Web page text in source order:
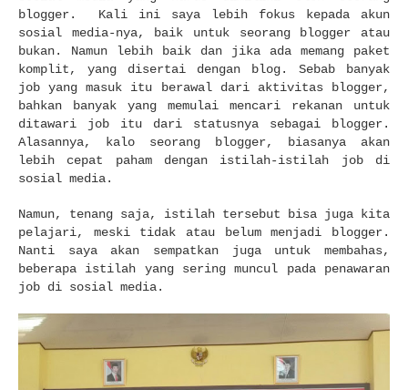
blogger. Kali ini saya lebih fokus kepada akun
sosial media-nya, baik untuk seorang blogger atau
bukan. Namun lebih baik dan jika ada memang paket
komplit, yang disertai dengan blog. Sebab banyak
job yang masuk itu berawal dari aktivitas blogger,
bahkan banyak yang memulai mencari rekanan untuk
ditawari job itu dari statusnya sebagai blogger.
Alasannya, kalo seorang blogger, biasanya akan
lebih cepat paham dengan istilah-istilah job di
sosial media.
Namun, tenang saja, istilah tersebut bisa juga kita
pelajari, meski tidak atau belum menjadi blogger.
Nanti saya akan sempatkan juga untuk membahas,
beberapa istilah yang sering muncul pada penawaran
job di sosial media.